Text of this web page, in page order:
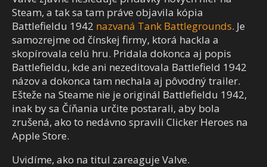
Steam, a tak sa tam práve objavila kópia
Battlefieldu 1942 nazvaná Tank Battlegrounds. Je
samozrejme od čínskej firmy, ktorá hackla a
skopírovala celú hru. Pridala dokonca aj popis
Battlefieldu, kde ani nezeditovala Battlefield 1942
názov a dokonca tam nechala aj pôvodný trailer.
Ešteže na Steame nie je originál Battlefieldu 1942,
inak by sa Číňania určite postarali, aby bola
zrušená, ako to nedávno spravili Clicker Heroes na
Apple Store.
Uvidíme, ako na titul zareaguje Valve.